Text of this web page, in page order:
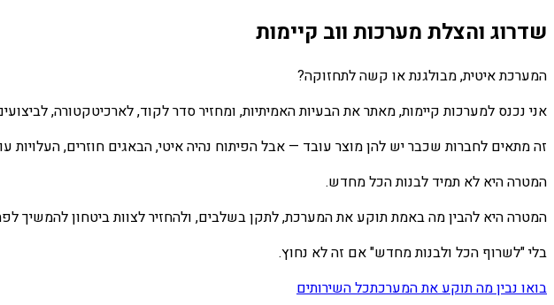
שדרוג והצלת מערכות ווב קיימות
המערכת איטית, מבולגנת או קשה לתחזוקה?
אני נכנס למערכות קיימות, מאתר את הבעיות האמיתיות, ומחזיר סדר לקוד, לארכיטקטורה,
זה מתאים לחברות שכבר יש להן מוצר עובד — אבל הפיתוח נהיה איטי, הבאגים חוזרים, העלויות
המטרה היא לא תמיד לבנות הכל מחדש.
המטרה היא להבין מה באמת תוקע את המערכת, לתקן בשלבים, ולהחזיר לצוות ביטחון להמשיך
בלי "לשרוף הכל ולבנות מחדש" אם זה לא נחוץ.
בואו נבין מה תוקע את המערכתכל השירותים